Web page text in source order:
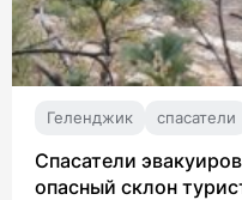
Геленджик спасатели
Спасатели
опасный склон